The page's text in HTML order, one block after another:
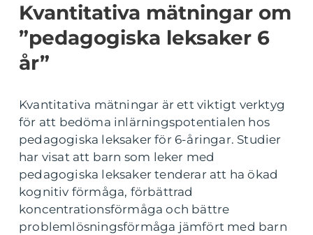
Kvantitativa mätningar om
”pedagogiska leksaker 6
år”
Kvantitativa mätningar är ett viktigt verktyg
för att bedöma inlärningspotentialen hos
pedagogiska leksaker för 6-åringar. Studier
har visat att barn som leker med
pedagogiska leksaker tenderar att ha ökad
kognitiv förmåga, förbättrad
koncentrationsförmåga och bättre
problemlösningsförmåga jämfört med barn